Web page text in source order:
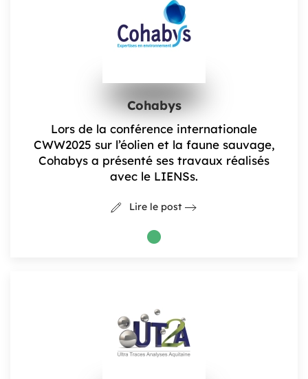
Cohabys
Lors de la conférence internationale
CWW2025 sur l’éolien et la faune sauvage,
Cohabys a présenté ses travaux réalisés
avec le LIENSs.
Lire le post